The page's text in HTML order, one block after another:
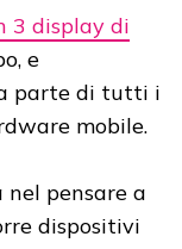
3 display di
e
parte di tutti i
mobile.
pensare a
dispositivi